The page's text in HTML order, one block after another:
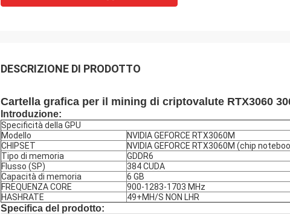
DESCRIZIONE DI PRODOTTO
Cartella grafica per il mining di criptovalute RTX3060
Introduzione:
Specificità della GPU
Modello
NVIDIA GEFORCE RTX3060M
CHIPSET
NVIDIA GEFORCE RTX3060M (chip
Tipo di memoria
GDDR6
Flusso (SP)
384 CUDA
Capacità di memoria
6 GB
FREQUENZA CORE
900-1283-1703 MHz
HASHRATE
49+MH/S NON LHR
Specifica del prodotto: